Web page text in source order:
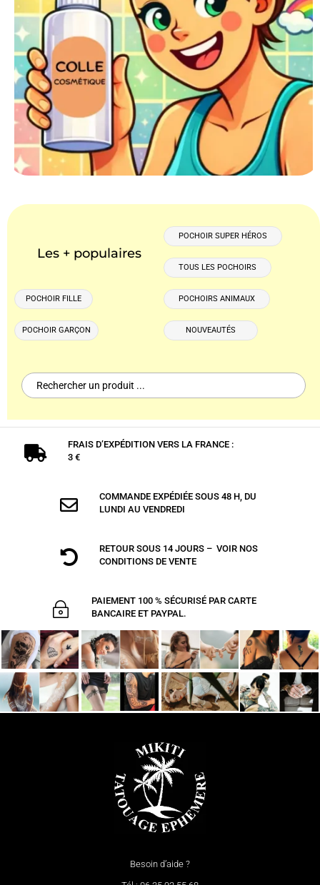
Les + populaires
POCHOIR SUPER HÉROS
TOUS LES POCHOIRS
POCHOIR FILLE
POCHOIR GARÇON
POCHOIRS ANIMAUX
NOUVEAUTÉS
Search
for:

FRAIS D’EXPÉDITION VERS LA FRANCE :
3 €

COMMANDE EXPÉDIÉE SOUS 48 H, DU
LUNDI AU VENDREDI

RETOUR SOUS 14 JOURS – VOIR NOS
CONDITIONS DE VENTE
~
PAIEMENT 100 % SÉCURISÉ PAR CARTE
BANCAIRE ET PAYPAL.
Besoin d’aide ?